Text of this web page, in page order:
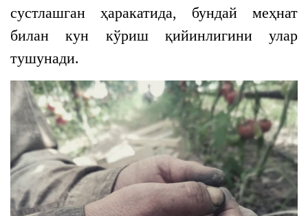
сустлашган ҳаракатида, бундай меҳнат
билан кун кўриш қийинлигини улар
тушунади.